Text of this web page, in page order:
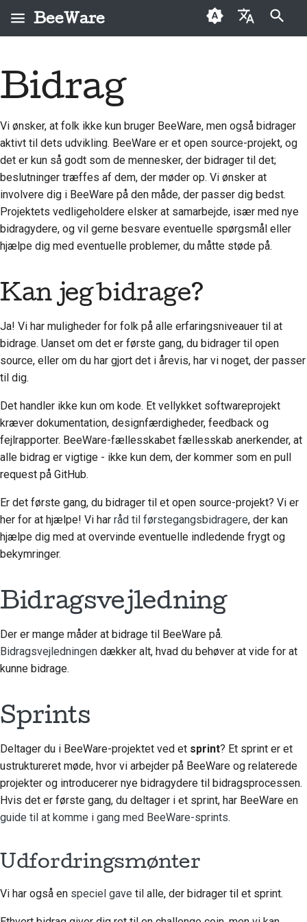
BeeWare
Dansk
Deutsch
Español
فارسی
Français
한국어
Polski
Русский
தமிழ்
Türkçe
Tiếng Việt
Hvad er BeeWare?
Historie og filosofi
Succeshistorier
Kontakt
Retningslinjer for
branding
BeeWare-
fællesskabets
Styring
Løs et problem
funktion
Skriv dokumentation
Prioriter et problem
Gennemgå en pull-
anmodning
Oversæt indhold
Brug værktøjerne
Opsætning af et
udviklingsmiljø
Gengivelse af et
Arbejde fra en filial
Undgå scope creep
Skrivning, kørsel og
test af kode
Bygningsdokumentation
dokumentation
Tilføjelse af en
ændringsnote
Indsendelse af en pull-
Giver en anmeldelse
Indsendelse af et nyt
problem
Forslag til en ny
funktion
indhold
Gennemgang af pull-
Arkiv
2023
2022
2021
2019
2018
2017
2015
2014
Resources
Bidrag
Vi ønsker, at folk ikke kun bruger BeeWare, men også bidrager
aktivt til dets udvikling. BeeWare er et open source-projekt, og
det er kun så godt som de mennesker, der bidrager til det;
beslutninger træffes af dem, der møder op. Vi ønsker at
involvere dig i BeeWare på den måde, der passer dig bedst.
Projektets vedligeholdere elsker at samarbejde, især med nye
bidragydere, og vil gerne besvare eventuelle spørgsmål eller
hjælpe dig med eventuelle problemer, du måtte støde på.
Kan jeg bidrage?
Ja! Vi har muligheder for folk på alle erfaringsniveauer til at
bidrage. Uanset om det er første gang, du bidrager til open
source, eller om du har gjort det i årevis, har vi noget, der passer
til dig.
Det handler ikke kun om kode. Et vellykket softwareprojekt
kræver dokumentation, designfærdigheder, feedback og
fejlrapporter. BeeWare-fællesskabet fællesskab anerkender, at
alle bidrag er vigtige - ikke kun dem, der kommer som en pull
request på GitHub.
Er det første gang, du bidrager til et open source-projekt? Vi er
her for at hjælpe! Vi har råd til førstegangsbidragere, der kan
hjælpe dig med at overvinde eventuelle indledende frygt og
bekymringer.
Bidragsvejledning
Der er mange måder at bidrage til BeeWare på.
Bidragsvejledningen dækker alt, hvad du behøver at vide for at
kunne bidrage.
Sprints
Deltager du i BeeWare-projektet ved et sprint? Et sprint er et
ustruktureret møde, hvor vi arbejder på BeeWare og relaterede
projekter og introducerer nye bidragydere til bidragsprocessen.
Hvis det er første gang, du deltager i et sprint, har BeeWare en
guide til at komme i gang med BeeWare-sprints.
Udfordringsmønter
Vi har også en speciel gave til alle, der bidrager til et sprint.